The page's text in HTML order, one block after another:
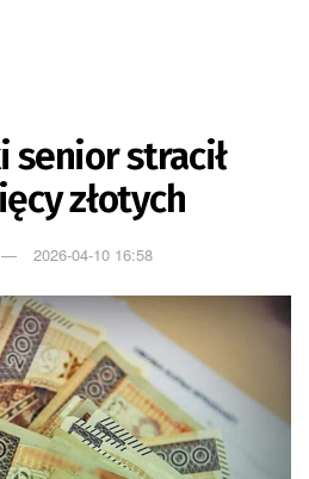
senior stracił
złotych
2026-04-10 16:58